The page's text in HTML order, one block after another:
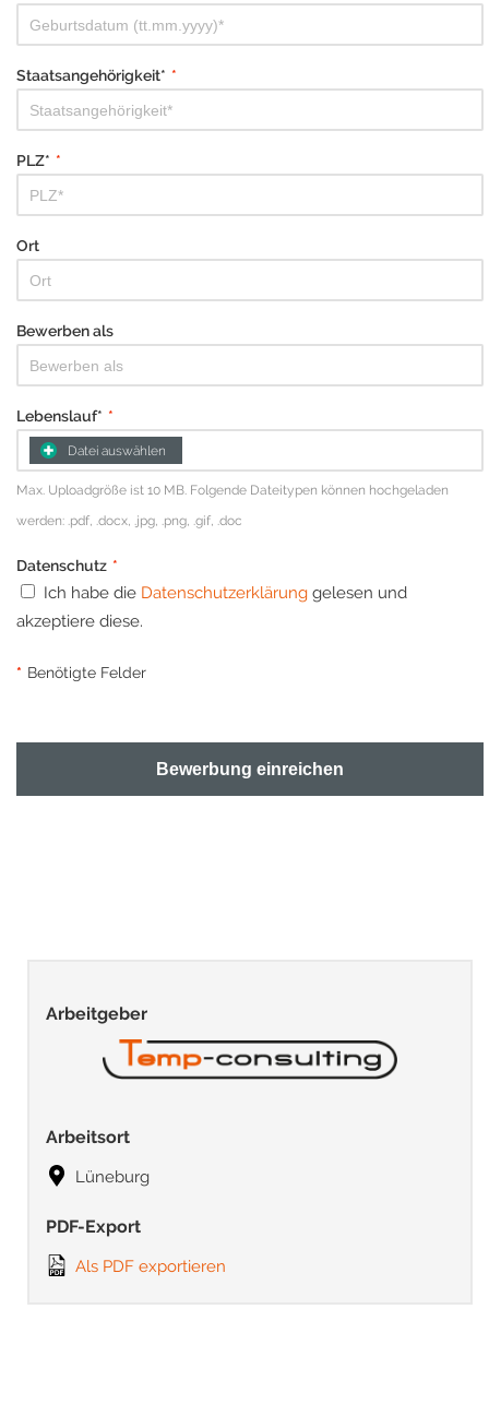
Staatsangehörigkeit* *
PLZ* *
Ort
Bewerben als
Lebenslauf* *
Datei auswählen
Max. Uploadgröße ist 10 MB. Folgende Dateitypen können hochgeladen
werden: .pdf, .docx, .jpg, .png, .gif, .doc
Datenschutz *
Ich habe die Datenschutzerklärung gelesen und
akzeptiere diese.
* Benötigte Felder
Bewerbung einreichen
Arbeitgeber
Arbeitsort
Lüneburg
PDF-Export
Als PDF exportieren